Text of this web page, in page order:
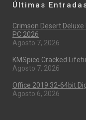
Últimas
Crimson Desert
PC 2026
Agosto 7, 2026
KMSpico Cracked
Agosto 7, 2026
Office 2019 32-64bit
Agosto 6, 2026